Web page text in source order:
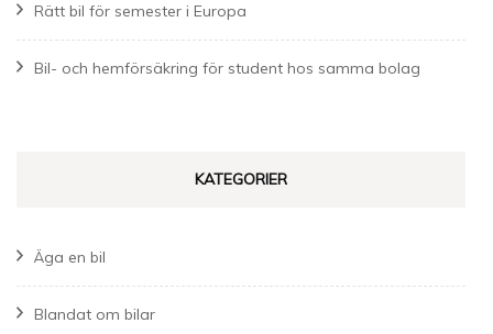
Rätt bil för semester i Europa
Bil- och hemförsäkring för student hos samma bolag
KATEGORIER
Äga en bil
Blandat om bilar